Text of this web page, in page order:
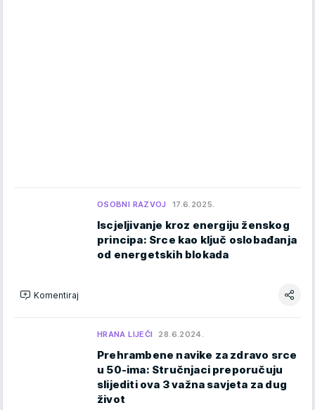
OSOBNI RAZVOJ 17.6.2025.
Iscjeljivanje kroz energiju ženskog
principa: Srce kao ključ oslobađanja
od energetskih blokada
Komentiraj
HRANA LIJEČI 28.6.2024.
Prehrambene navike za zdravo srce
u 50-ima: Stručnjaci preporučuju
slijediti ova 3 važna savjeta za dug
život